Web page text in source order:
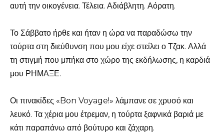
αυτή την οικογένεια. Τέλεια. Αδιάβλητη. Αόρατη.
Το Σάββατο ήρθε και ήταν η ώρα να παραδώσω την
τούρτα στη διεύθυνση που μου είχε στείλει ο Τζακ. Αλλά
τη στιγμή που μπήκα στο χώρο της εκδήλωσης, η καρδιά
μου ΡΗΜΑΞΕ.
Οι πινακίδες «Bon Voyage!» λάμπανε σε χρυσό και
λευκό. Τα χέρια μου έτρεμαν, η τούρτα ξαφνικά βαριά με
κάτι παραπάνω από βούτυρο και ζάχαρη.